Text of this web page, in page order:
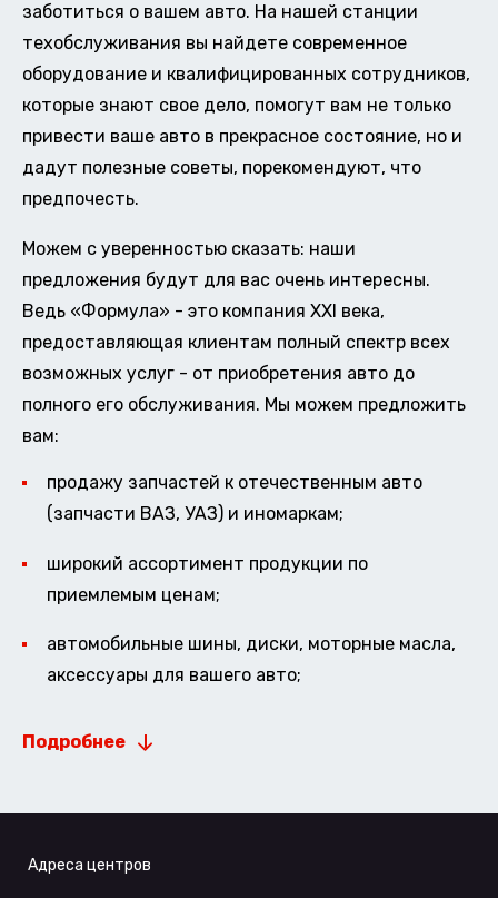
заботиться о вашем авто. На нашей станции
техобслуживания вы найдете современное
оборудование и квалифицированных сотрудников,
которые знают свое дело, помогут вам не только
привести ваше авто в прекрасное состояние, но и
дадут полезные советы, порекомендуют, что
предпочесть.
Можем с уверенностью сказать: наши
предложения будут для вас очень интересны.
Ведь «Формула» - это компания XXI века,
предоставляющая клиентам полный спектр всех
возможных услуг - от приобретения авто до
полного его обслуживания. Мы можем предложить
вам:
продажу запчастей к отечественным авто
(запчасти ВАЗ, УАЗ) и иномаркам;
широкий ассортимент продукции по
приемлемым ценам;
автомобильные шины, диски, моторные масла,
аксессуары для вашего авто;
Подробнее
Адреса центров